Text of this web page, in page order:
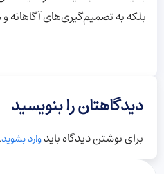
بلکه به تصمیم‌گیری‌های آگاهانه
دیدگاهتان را بنویسید
برای نوشتن دیدگاه بایدوارد بشوید.